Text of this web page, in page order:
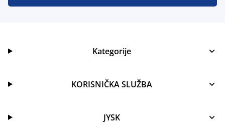
Kategorije
KORISNIČKA SLUŽBA
JYSK